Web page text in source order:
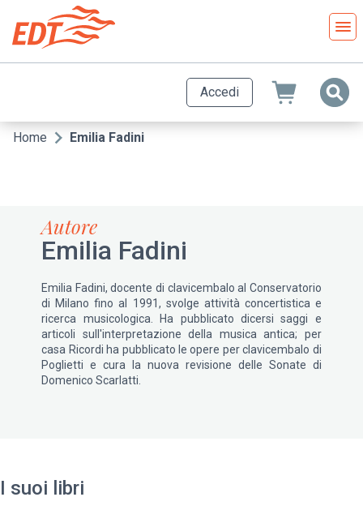
contenuto
principale
Accedi
Briciole
Home Emilia Fadini
Autore
Emilia Fadini
Emilia Fadini, docente di clavicembalo al Conservatorio
di Milano fino al 1991, svolge attività concertistica e
ricerca musicologica. Ha pubblicato dicersi saggi e
articoli sull'interpretazione della musica antica; per
casa Ricordi ha pubblicato le opere per clavicembalo di
Poglietti e cura la nuova revisione delle Sonate di
Domenico Scarlatti.
I suoi libri